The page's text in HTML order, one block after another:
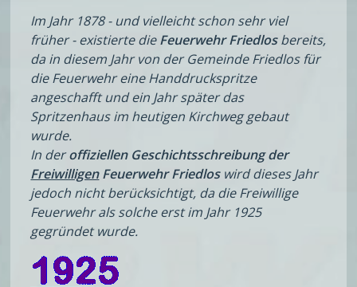
Im Jahr 1878 - und vielleicht schon sehr viel
früher - existierte dieFeuerwehr Friedlosbereits,
da in diesem Jahr von der Gemeinde Friedlos für
die Feuerwehr eine Handdruckspritze
angeschafft und ein Jahr später das
Spritzenhaus im heutigen Kirchweg gebaut
wurde.
In deroffiziellen Geschichtsschreibung der
FreiwilligenFeuerwehr Friedloswird dieses Jahr
jedoch nicht berücksichtigt, da die Freiwillige
Feuerwehr als solche erst im Jahr 1925
gegründet wurde.